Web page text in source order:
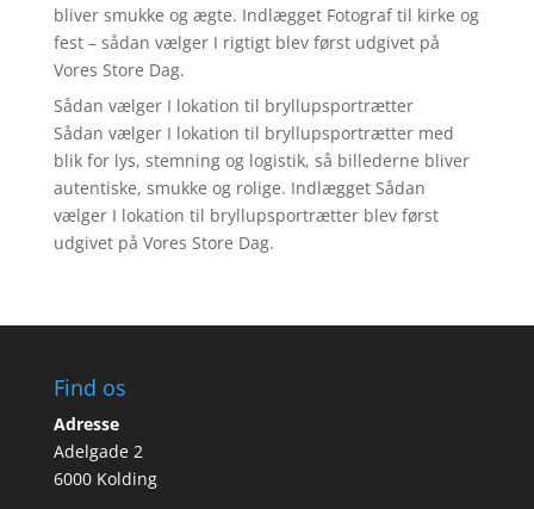
bliver smukke og ægte. Indlægget Fotograf til kirke og
fest – sådan vælger I rigtigt blev først udgivet på
Vores Store Dag.
Sådan vælger I lokation til bryllupsportrætter
Sådan vælger I lokation til bryllupsportrætter med
blik for lys, stemning og logistik, så billederne bliver
autentiske, smukke og rolige. Indlægget Sådan
vælger I lokation til bryllupsportrætter blev først
udgivet på Vores Store Dag.
Find os
Adresse
Adelgade 2
6000 Kolding